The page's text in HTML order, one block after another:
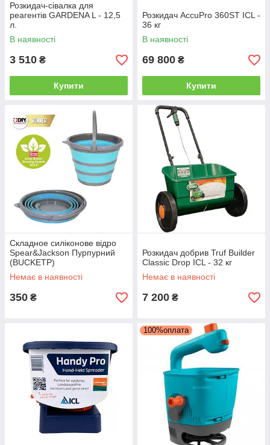
Розкидач-сівалка для
реагентів GARDENA L - 12,5
л.
В наявності
3 510 ₴
Купити
Розкидач AccuPro 360ST ICL -
36 кг
В наявності
69 800 ₴
Купити
Складное силіконове відро
Spear&Jackson Пурпурний
(BUCKETP)
Немає в наявності
350 ₴
Розкидач добрив Truf Builder
Classic Drop ICL - 32 кг
Немає в наявності
7 200 ₴
100%оплата